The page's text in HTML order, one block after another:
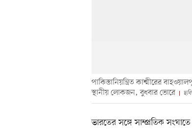
পাকিস্তানিয়ন্ত্রিত কাশ্মীরের
স্থানীয় লোকজন, বুধবার ভোরে
ভারতের সঙ্গে সাম্প্রতিক